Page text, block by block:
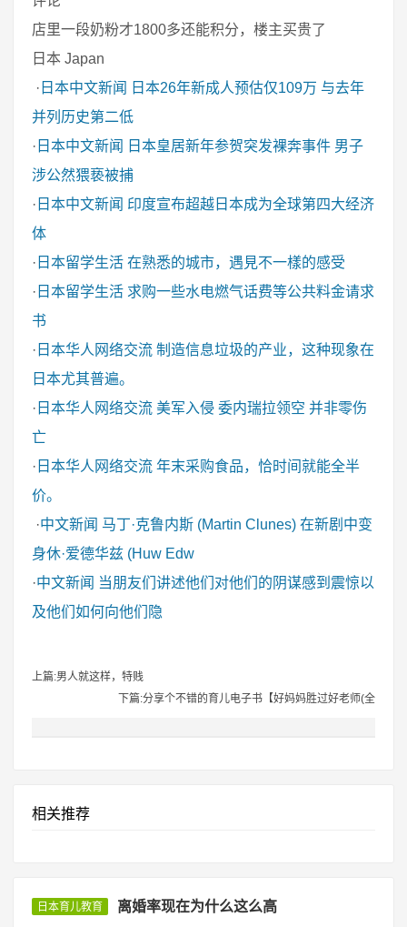
店里一段奶粉才1800多还能积分，楼主买贵了
日本 Japan
· 日本中文新闻
日本26年新成人预估仅109万 与去年
并列历史第二低
· 日本中文新闻
日本皇居新年参贺突发裸奔事件 男子
涉公然猥亵被捕
· 日本中文新闻 印度宣布超越日本成为全球第四大经济
体
· 日本留学生活 在熟悉的城市，遇見不一樣的感受
· 日本留学生活 求购一些水电燃气话费等公共料金请求
书
· 日本华人网络交流 制造信息垃圾的产业，这种现象在
日本尤其普遍。
· 日本华人网络交流 美军入侵 委内瑞拉领空 并非零伤
亡
· 日本华人网络交流 年末采购食品，恰时间就能全半
价。
·中文新闻 马丁·克鲁内斯 (Martin Clunes) 在新剧中变
身休·爱德华兹 (Huw Edw
·中文新闻 当朋友们讲述他们对他们的阴谋感到震惊以
及他们如何向他们隐
上篇:男人就这样，特贱
下篇:分享个不错的育儿电子书【好妈妈胜过好老师(全
相关推荐
日本育儿教育 离婚率现在为什么这么高